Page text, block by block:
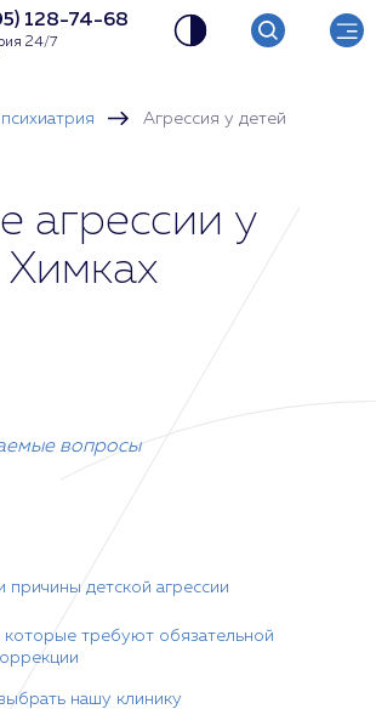
128-74-68
24/7
Агрессия у детей
агрессии у
Химках
вопросы
причины детской агрессии
которые требуют обязательной
нашу клинику